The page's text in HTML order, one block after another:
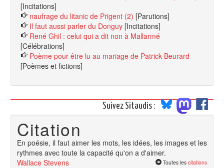
[Incitations]
naufrage du litanic de Prigent (2) [Parutions]
Il faut aussi parler du Donguy [Incitations]
René Ghil : celui qui a dit non à Mallarmé
[Célébrations]
Poème pour être lu au mariage de Patrick Beurard
[Poèmes et fictions]
Suivez Sitaudis :
Citation
En poésie, il faut aimer les mots, les idées, les images et les
rythmes avec toute la capacité qu'on a d'aimer.
Wallace Stevens
Toutes les citations